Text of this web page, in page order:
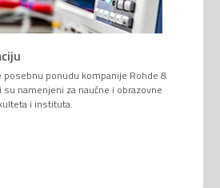
posebnu ponudu kompanije Rohde &
namenjeni za naučne i obrazovne
i instituta.